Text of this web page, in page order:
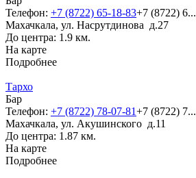
Телефон: +7 (8722) 65-18-83+7 (8722) 6...
Махачкала, ул. Насрутдинова д.27
До центра: 1.9 км.
На карте
Подробнее
Тархо
Бар
Телефон: +7 (8722) 78-07-81+7 (8722) 7...
Махачкала, ул. Акушинского д.11
До центра: 1.87 км.
На карте
Подробнее